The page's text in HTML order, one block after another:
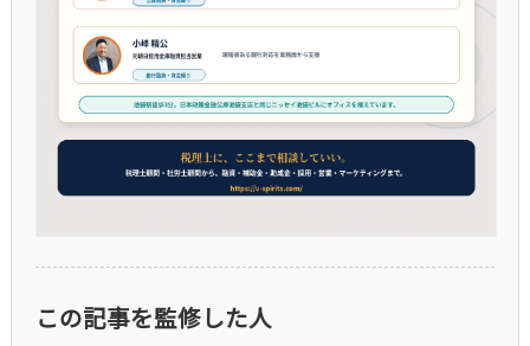
この記事を監修した人